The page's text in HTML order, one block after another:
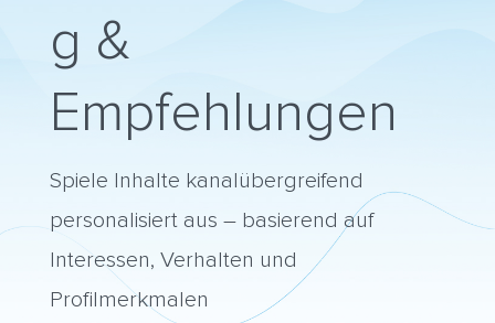
g &
Empfehlungen
Spiele Inhalte kanalübergreifend
personalisiert aus – basierend auf
Interessen, Verhalten und
Profilmerkmalen